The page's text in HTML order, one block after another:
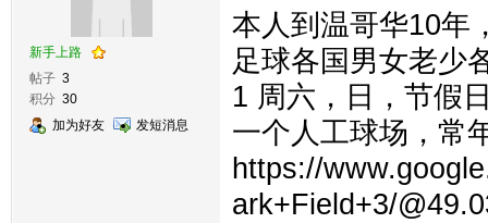
新手上路
帖子 3
积分 30
加为好友
发短消息
本人到温哥华10年
足球各国男女老少
1 周六，日，节假
一个人工球场，常
https://
ark+Field+3/